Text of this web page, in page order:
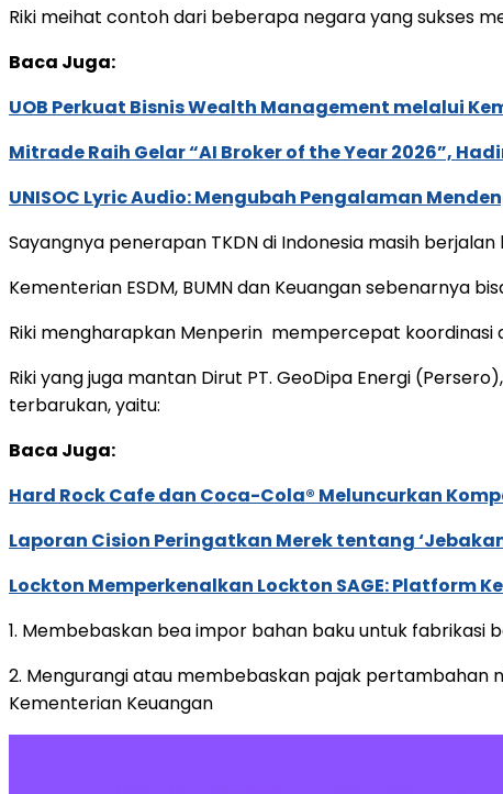
Riki meihat contoh dari beberapa negara yang sukses
Baca Juga:
UOB Perkuat Bisnis Wealth Management melalui
Mitrade Raih Gelar “AI Broker of the Year 2026”,
UNISOC Lyric Audio: Mengubah Pengalaman
Sayangnya penerapan TKDN di Indonesia masih
Kementerian ESDM, BUMN dan Keuangan sebenarnya
Riki mengharapkan Menperin mempercepat koordinasi
Riki yang juga mantan Dirut PT. GeoDipa Energi
terbarukan, yaitu:
Baca Juga:
Hard Rock Cafe dan Coca-Cola® Meluncurkan
Laporan Cision Peringatkan Merek tentang
Lockton Memperkenalkan Lockton SAGE: Platform
1. Membebaskan bea impor bahan baku untuk fabrikasi
2. Mengurangi atau membebaskan pajak pertambahan
Kementerian Keuangan